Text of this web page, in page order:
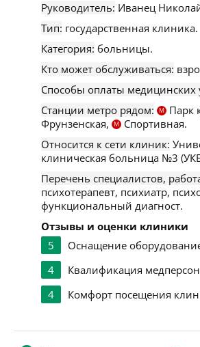
Руководитель: Иванец
Тип: государственная клиника.
Категория: больницы.
Кто может обслуживаться:
Способы оплаты медицинских
Станции метро рядом:
М Парк
Фрунзенская, М
Спортивная.
Относится к сети клиник:
клиническая больница №3
Перечень специалистов,
психотерапевт, психиатр,
функциональный диагност.
Отзывы и оценки клиники
5
Оснащение
4
Квалификация
4
Комфорт посещения